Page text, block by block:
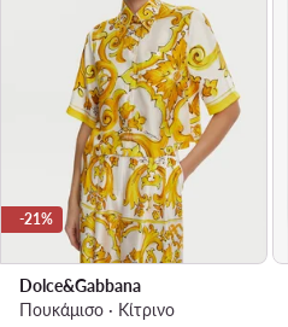
-21%
Dolce&Gabbana
Πουκάμισο · Κίτρινο